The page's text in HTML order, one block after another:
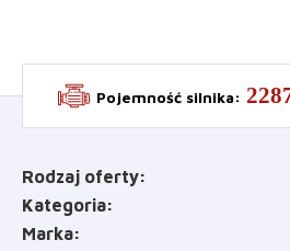
Pojemność silnika:
Rodzaj oferty
Kategoria
Marka